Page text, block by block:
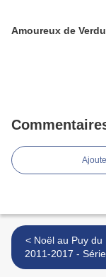
Amoureux de
< Noël au Puy du Fou (de
2011-2017 -